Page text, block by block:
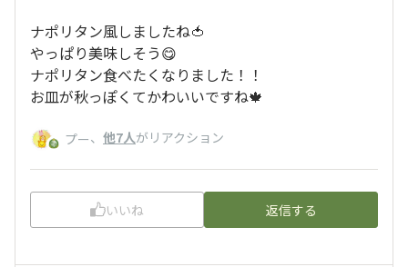
ナポリタン風しましたね🍅
やっぱり美味しそう😋
ナポリタン食べたくなりました！！
お皿が秋っぽくてかわいいですね🍁
プー、 他7人がリアクション
いいね 返信する